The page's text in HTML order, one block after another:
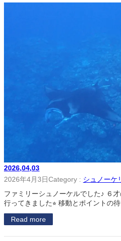
2026,04,03
2026年4月3日Category : シュノーケ
ファミリーシュノーケルでした♪ ６
行ってきました⭐︎ 移動とポイントの
Read more